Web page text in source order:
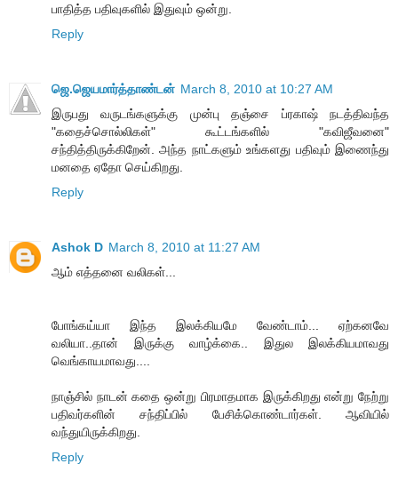
பாதித்த பதிவுகளில் இதுவும் ஒன்று.
Reply
ஜெ.ஜெயமார்த்தாண்டன் March 8, 2010 at 10:27 AM
இருபது வருடங்களுக்கு முன்பு தஞ்சை ப்ரகாஷ் நடத்திவந்த
"கதைச்சொல்லிகள்" கூட்டங்களில் "கவிஜீவனை"
சந்தித்திருக்கிறேன். அந்த நாட்களும் உங்களது பதிவும் இணைந்து
மனதை ஏதோ செய்கிறது.
Reply
Ashok D March 8, 2010 at 11:27 AM
ஆம் எத்தனை வலிகள்...
போங்கய்யா இந்த இலக்கியமே வேண்டாம்... ஏற்கனவே
வலியா..தான் இருக்கு வாழ்க்கை.. இதுல இலக்கியமாவது
வெங்காயமாவது....
நாஞ்சில் நாடன் கதை ஒன்று பிரமாதமாக இருக்கிறது என்று நேற்று
பதிவர்களின் சந்திப்பில் பேசிக்கொண்டார்கள். ஆவியில்
வந்துயிருக்கிறது.
Reply